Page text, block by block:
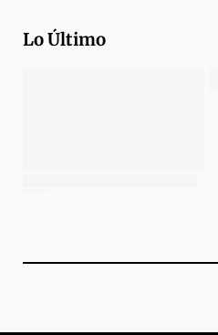
Lo Último